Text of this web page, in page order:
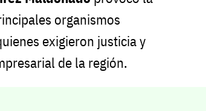
organismos
exigieron justicia y
de la región.